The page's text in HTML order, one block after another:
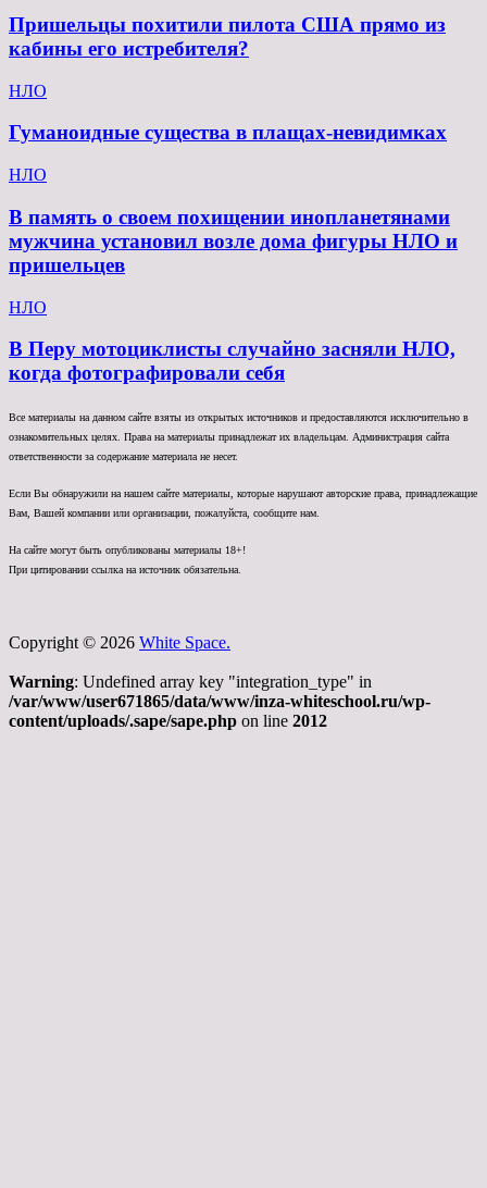
Пришельцы похитили пилота США прямо из
кабины его истребителя?
НЛО
Гуманоидные существа в плащах-невидимках
НЛО
В память о своем похищении инопланетянами
мужчина установил возле дома фигуры НЛО и
пришельцев
НЛО
В Перу мотоциклисты случайно засняли НЛО,
когда фотографировали себя
Все материалы на данном сайте взяты из открытых источников и предоставляются исключительно в
ознакомительных целях. Права на материалы принадлежат их владельцам. Администрация сайта
ответственности за содержание материала не несет.
Если Вы обнаружили на нашем сайте материалы, которые нарушают авторские права, принадлежащие
Вам, Вашей компании или организации, пожалуйста, сообщите нам.
На сайте могут быть опубликованы материалы 18+!
При цитировании ссылка на источник обязательна.
Copyright © 2026 White Space.
Warning: Undefined array key "integration_type" in
/var/www/user671865/data/www/inza-whiteschool.ru/wp-
content/uploads/.sape/sape.php on line 2012